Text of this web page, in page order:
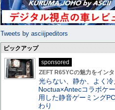
Tweets by asciijpeditors
ピックアップ
sponsored
ZEFT R65YCの魅力をイン
光らない、静か、よく冷
Noctua×Antecコラボケ
用した静音ゲーミング
わり